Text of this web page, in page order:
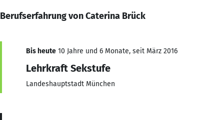
Berufserfahrung von Caterina Brück
Bis heute 10 Jahre und 6 Monate, seit März 2016
Lehrkraft Sekstufe
Landeshauptstadt München